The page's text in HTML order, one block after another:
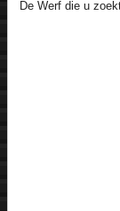
De Werf die u